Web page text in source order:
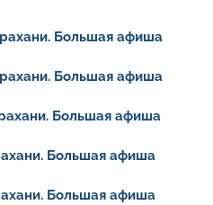
Большая афиша
Большая афиша
Большая афиша
Большая афиша
Большая афиша